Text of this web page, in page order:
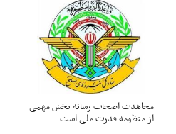
مجاهدت اصحاب رسانه بخش مهمی
از منظومه قدرت ملی است